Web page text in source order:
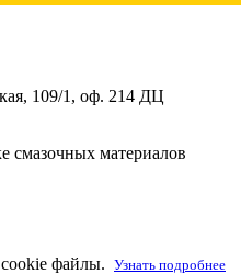
109/1, оф. 214 ДЦ
смазочных материалов
файлы. Узнать подробнее